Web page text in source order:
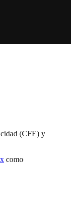
(CFE) y
como